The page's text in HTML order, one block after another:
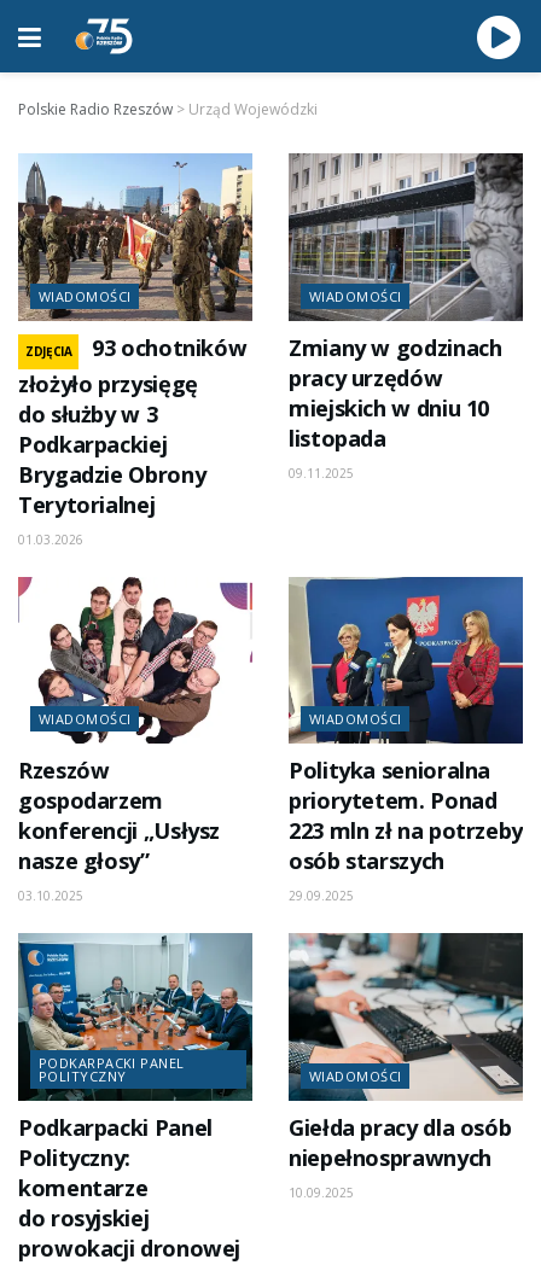
Polskie Radio Rzeszów > Urząd Wojewódzki
WIADOMOŚCI
ZDJĘCIA
93 ochotników
złożyło przysięgę
do służby w 3
Podkarpackiej
Brygadzie Obrony
Terytorialnej
01.03.2026
WIADOMOŚCI
Zmiany w godzinach
pracy urzędów
miejskich w dniu 10
listopada
09.11.2025
WIADOMOŚCI
Rzeszów
gospodarzem
konferencji „Usłysz
nasze głosy”
03.10.2025
WIADOMOŚCI
Polityka senioralna
priorytetem. Ponad
223 mln zł na potrzeby
osób starszych
29.09.2025
PODKARPACKI PANEL
POLITYCZNY
Podkarpacki Panel
Polityczny:
komentarze
do rosyjskiej
prowokacji dronowej
WIADOMOŚCI
Giełda pracy dla osób
niepełnosprawnych
10.09.2025